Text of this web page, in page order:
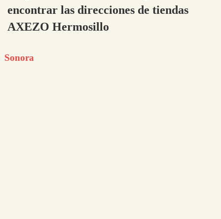
encontrar las direcciones de tiendas
AXEZO Hermosillo
Sonora